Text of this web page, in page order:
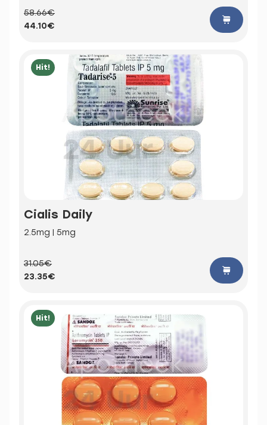
58.66€
44.10€
Hit!
Cialis Daily
2.5mg | 5mg
31.05€
23.35€
Hit!